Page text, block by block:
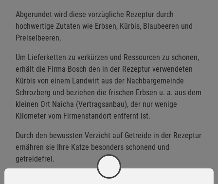
Abgerundet wird diese vorzügliche Rezeptur durch
hochwertige Zutaten wie Erbsen, Kürbis, Blaubeeren und
Preiselbeeren.
Um Lieferketten zu verkürzen und Ressourcen zu schonen,
erhält die Firma Bosch den in der Rezeptur verwendeten
Kürbis von einem Landwirt aus der Nachbargemeinde
Schrozberg und beziehen die frischen Erbsen u. a. aus dem
kleinen Ort Naicha (Vertragsanbau), der nur wenige
Kilometer vom Firmenstandort entfernt ist.
Durch den bewussten Verzicht auf Getreide in der Rezeptur
ernähren sie Ihre Katze besonders schonend und
getreidefrei.
Mit über 60 Jahren Erfahrung und getreu unserem